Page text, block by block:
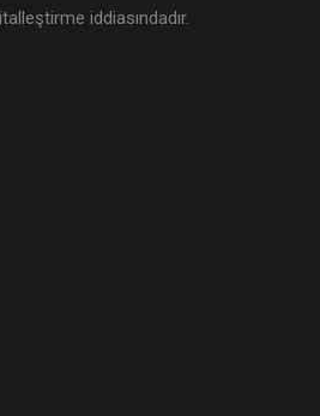
Sepete Ekle
iddiasındadır.